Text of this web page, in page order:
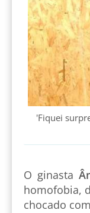
'Fiquei
O ginasta
homofobia,
chocado